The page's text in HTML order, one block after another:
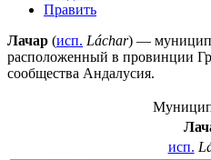
Править
Лачар (исп. Láchar) —
расположенный в провинции
сообщества Андалусия.
исп.